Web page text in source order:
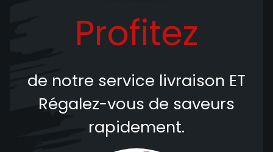
Profitez
de notre service livraison ET
Régalez-vous de saveurs
rapidement.